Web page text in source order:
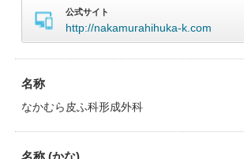
公式サイト
http://nakamurahihuka-k.com
名称
なかむら皮ふ科形成外科
名称 (かな)